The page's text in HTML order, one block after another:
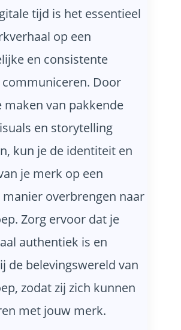
tijd is het essentieel
op een
en consistente
Door
maken van pakkende
en storytelling
kun je de identiteit en
je merk op een
overbrengen naar
Zorg ervoor dat je
authentiek is en
de belevingswereld van
zodat zij zich kunnen
met jouw merk.